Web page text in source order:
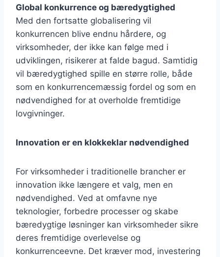
Global konkurrence og bæredygtighed
Med den fortsatte globalisering vil
konkurrencen blive endnu hårdere, og
virksomheder, der ikke kan følge med i
udviklingen, risikerer at falde bagud. Samtidig
vil bæredygtighed spille en større rolle, både
som en konkurrencemæssig fordel og som en
nødvendighed for at overholde fremtidige
lovgivninger.
Innovation er en klokkeklar nødvendighed
For virksomheder i traditionelle brancher er
innovation ikke længere et valg, men en
nødvendighed. Ved at omfavne nye
teknologier, forbedre processer og skabe
bæredygtige løsninger kan virksomheder sikre
deres fremtidige overlevelse og
konkurrenceevne. Det kræver mod, investering